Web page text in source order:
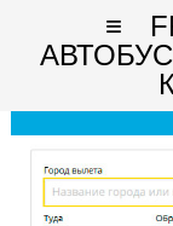
≡
АВТОБУС